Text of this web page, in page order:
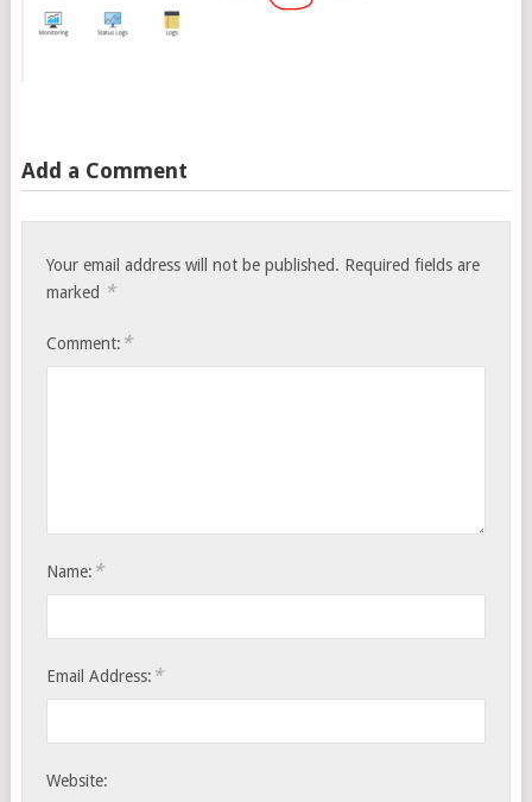
Add a Comment
Your email address will not be published. Required fields are
marked *
Comment: *
Name: *
Email Address: *
Website: